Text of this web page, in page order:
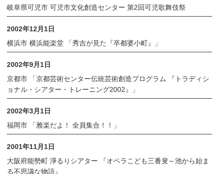
岐阜県可児市 可児市文化創造センター 第2回可児歌舞伎祭
2002年12月1日
横浜市 横浜能楽堂 「秀吉が見た『卒都婆小町』」
2002年9月1日
京都市 「京都芸術センター伝統芸術創造プログラム 『トラディシ
ョナル・シアター・トレーニング2002』」
2002年3月1日
福岡市 「雅楽だよ！ 全員集合！！」
2001年11月1日
大阪府能勢町 淨るりシアター 『オペラこども三番叟～池から始ま
る不思議な物語』